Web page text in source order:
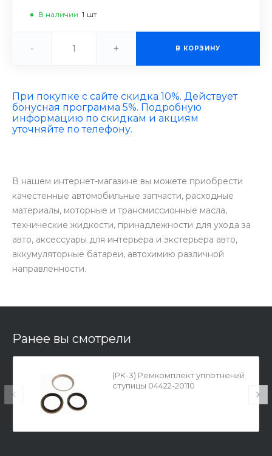
В наличии 1 шт
- + В КОРЗИНУ
При покупке с сайте скидка 10%. Действует
бонусная программа 5%. Подробную
информацию по скидкам и акциям
уточняйте по телефону.
В нашем интернет-магазине вы можете приобрести
качестенные автомобильные запчасти, расходные
материалы, моторные и трансмиссионные масла,
технические жидкости, принадлежности для ухода за
авто, аксессуары для интерьера и экстерьера авто,
аккумуляторные батареи, автохимию различной
направленности.
Ранее вы смотрели
(РК-3) Ремкомплект уплотнений
ступицы 04422-20110